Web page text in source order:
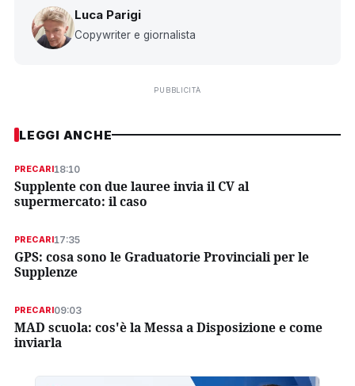
Luca Parigi
Copywriter e giornalista
PUBBLICITÀ
LEGGI ANCHE
PRECARI18:10
Supplente con due lauree invia il CV al
supermercato: il caso
PRECARI17:35
GPS: cosa sono le Graduatorie Provinciali per le
Supplenze
PRECARI09:03
MAD scuola: cos'è la Messa a Disposizione e come
inviarla